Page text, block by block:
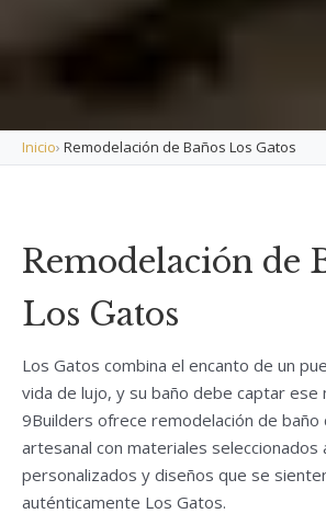
Inicio› Remodelación de Baños Los Gatos
Remodelación de
Los Gatos
Los Gatos combina el encanto de un
vida de lujo, y su baño debe captar ese
9Builders ofrece remodelación de baño
artesanal con materiales seleccionados
personalizados y diseños que se
auténticamente Los Gatos.